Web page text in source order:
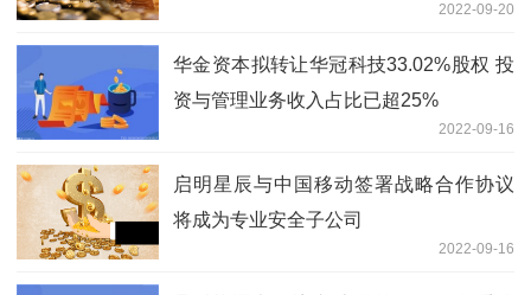
2022-09-20
华金资本拟转让华冠科技33.02%股权 投
资与管理业务收入占比已超25%
2022-09-16
启明星辰与中国移动签署战略合作协议
将成为专业安全子公司
2022-09-16